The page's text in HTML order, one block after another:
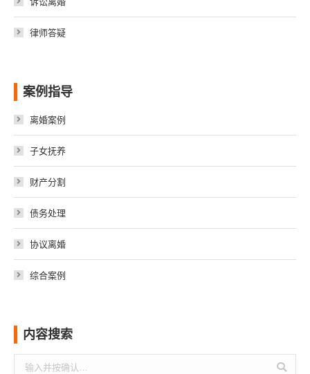
律师答疑
案例指导
离婚案例
子女抚养
财产分割
债务处理
协议离婚
综合案例
内容搜索